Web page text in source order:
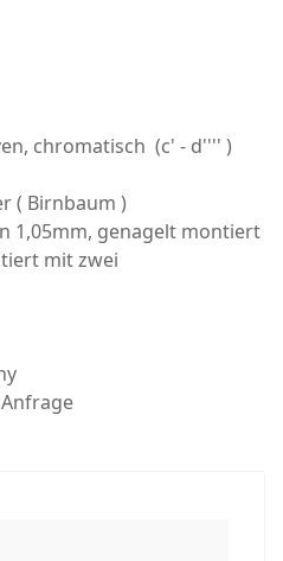
chromatisch (c' - d'''' )
( Birnbaum )
1,05mm, genagelt montiert
mit zwei